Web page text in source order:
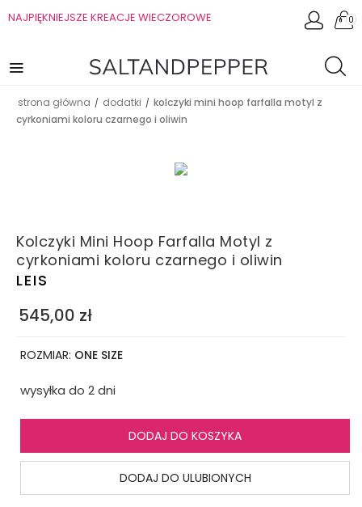
NAJPIĘKNIEJSZE KREACJE WIECZOROWE 0
strona główna / dodatki / kolczyki mini hoop farfalla motyl z
cyrkoniami koloru czarnego i oliwin
Kolczyki Mini Hoop Farfalla Motyl z
cyrkoniami koloru czarnego i oliwin
LEIS
545,00 zł
ROZMIAR: ONE SIZE
wysyłka do 2 dni
DODAJ DO KOSZYKA
DODAJ DO ULUBIONYCH